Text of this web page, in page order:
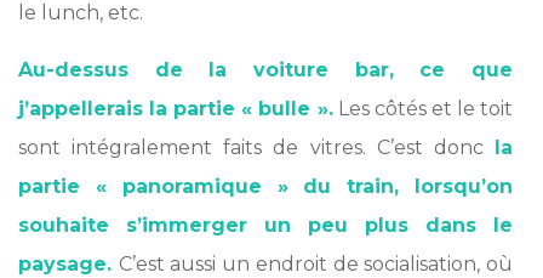
le lunch, etc.
Au-dessus de la voiture bar, ce que
j’appellerais la partie « bulle ».Les côtés et le toit
sont intégralement faits de vitres. C’est donc la
partie « panoramique » du train, lorsqu’on
souhaite s’immerger un peu plus dans le
paysage. C’est aussi un endroit de socialisation, où